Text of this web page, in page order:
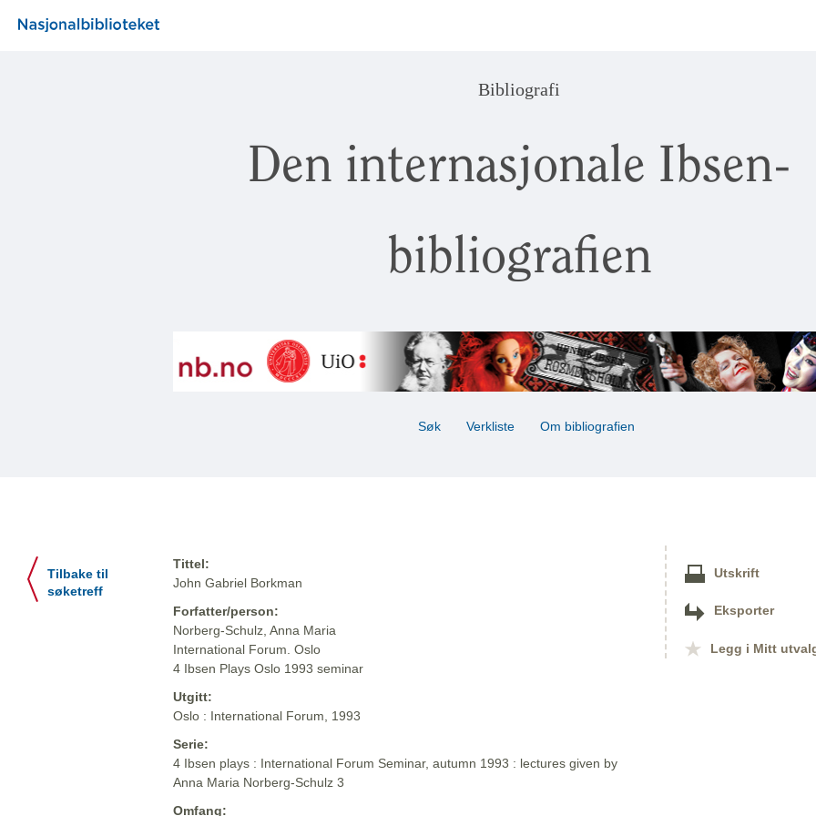
Bibliografi
Den internasjonale Ibsen-
bibliografien
Søk Verkliste Om bibliografien
Tilbake til
søketreff
Tittel:
John Gabriel Borkman
Forfatter/person:
Norberg-Schulz, Anna Maria
International Forum. Oslo
4 Ibsen Plays Oslo 1993 seminar
Utgitt:
Oslo : International Forum, 1993
Serie:
4 Ibsen plays : International Forum Seminar, autumn 1993 : lectures given by
Anna Maria Norberg-Schulz 3
Omfang:
Utskrift
Eksporter
Legg i Mitt